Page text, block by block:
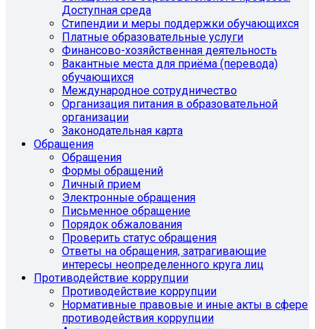
Доступная среда
Стипендии и меры поддержки обучающихся
Платные образовательные услуги
Финансово-хозяйственная деятельность
Вакантные места для приёма (перевода)
обучающихся
Международное сотрудничество
Организация питания в образовательной
организации
Законодательная карта
Обращения
Обращения
Формы обращений
Личный прием
Электронные обращения
Письменное обращение
Порядок обжалования
Проверить статус обращения
Ответы на обращения, затрагивающие
интересы неопределенного круга лиц
Противодействие коррупции
Противодействие коррупции
Нормативные правовые и иные акты в сфере
противодействия коррупции